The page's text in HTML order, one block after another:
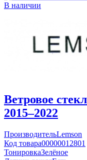
В наличии
Ветровое
2015–2022
ПроизводительLemson
Код товара00000012801
ТонировкаЗелёное